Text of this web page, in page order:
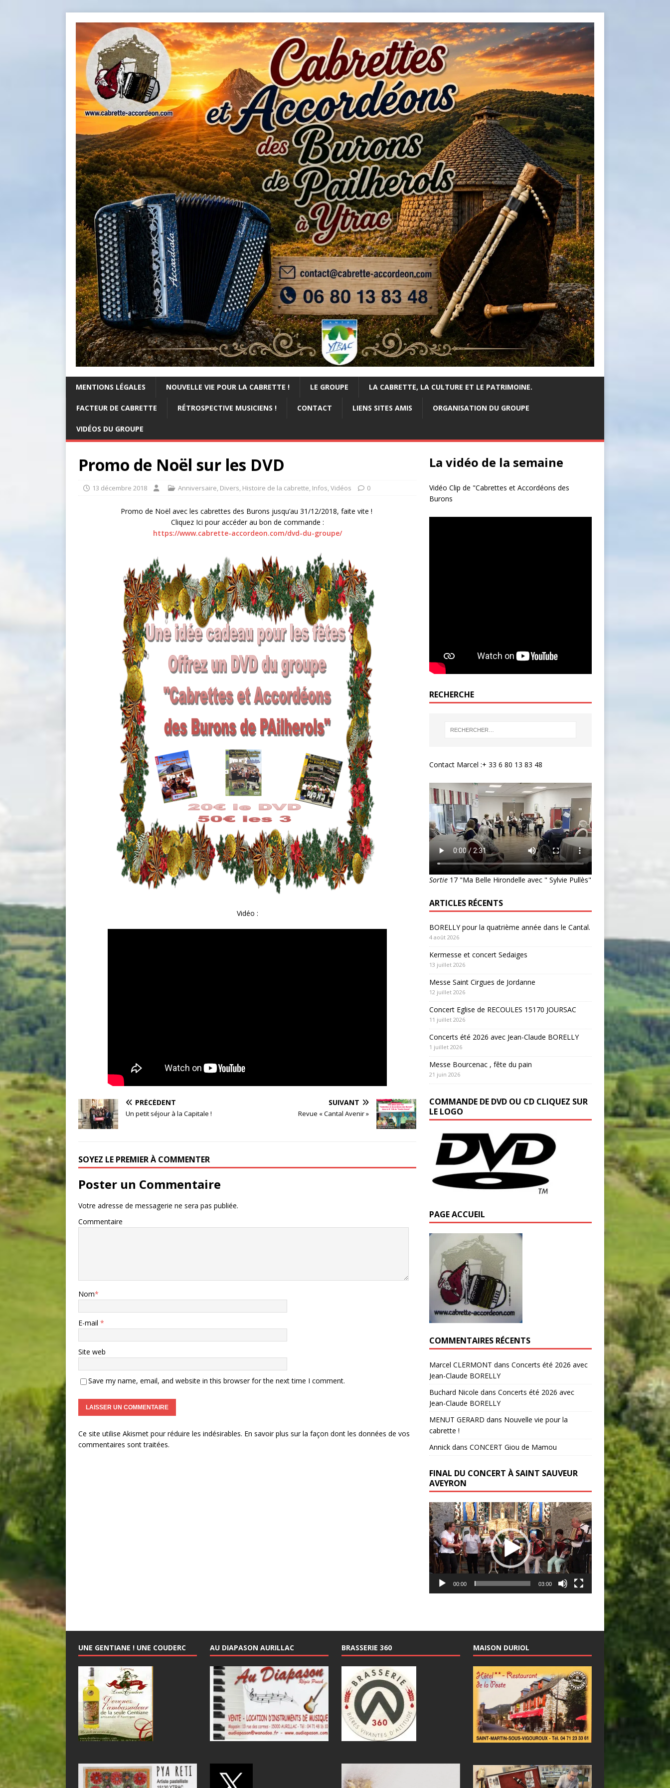
MENTIONS LÉGALES NOUVELLE VIE POUR LA CABRETTE ! LE GROUPE LA CABRETTE, LA CULTURE ET LE PATRIMOINE.
FACTEUR DE CABRETTE RÉTROSPECTIVE MUSICIENS ! CONTACT LIENS SITES AMIS ORGANISATION DU GROUPE
VIDÉOS DU GROUPE
Promo de Noël sur les DVD
13 décembre 2018 Anniversaire, Divers, Histoire de la cabrette, Infos,Vidéos 0
Promo de Noël avec les cabrettes des Burons jusqu’au 31/12/2018, faite vite !
Cliquez Ici pour accéder au bon de commande :
https://www.cabrette-accordeon.com/dvd-du-groupe/
Vidéo :
PRÉCÉDENT
Un petit séjour à la Capitale !
SUIVANT
Revue « Cantal Avenir »
SOYEZ LE PREMIER À COMMENTER
Poster un Commentaire
Votre adresse de messagerie ne sera pas publiée.
Commentaire
Nom*
E-mail *
Site web
Save my name, email, and website in this browser for the next time I comment.
Ce site utilise Akismet pour réduire les indésirables. En savoir plus sur la façon dont les données de vos
commentaires sont traitées.
La vidéo de la semaine
Vidéo Clip de "Cabrettes et Accordéons des
Burons
RECHERCHE
Contact Marcel :+ 33 6 80 13 83 48
Sortie 17 "Ma Belle Hirondelle avec " Sylvie Pullès"
ARTICLES RÉCENTS
BORELLY pour la quatrième année dans le Cantal.
4 août 2026
Kermesse et concert Sedaiges
13 juillet 2026
Messe Saint Cirgues de Jordanne
12 juillet 2026
Concert Eglise de RECOULES 15170 JOURSAC
11 juillet 2026
Concerts été 2026 avec Jean-Claude BORELLY
1 juillet 2026
Messe Bourcenac , fête du pain
21 juin 2026
COMMANDE DE DVD OU CD CLIQUEZ SUR
LE LOGO
PAGE ACCUEIL
COMMENTAIRES RÉCENTS
Marcel CLERMONT dans Concerts été 2026 avec
Jean-Claude BORELLY
Buchard Nicole dans Concerts été 2026 avec
Jean-Claude BORELLY
MENUT GERARD dans Nouvelle vie pour la
cabrette !
Annickdans CONCERT Giou de Mamou
FINAL DU CONCERT À SAINT SAUVEUR
AVEYRON
Lecteur
vidéo
00:00 03:00
UNE GENTIANE ! UNE COUDERC AU DIAPASON AURILLAC BRASSERIE 360 MAISON DURIOL